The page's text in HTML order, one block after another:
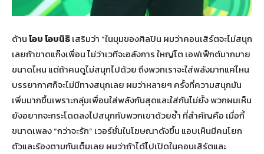
ด้านโอบ โอบนิธิเสริมว่า “ในมุมของศิลปิน ผมว่าคอนเสิร์ตจะไม่สนุก
เลยถ้าขาดแก๊งเพื่อน ไม่ว่าเวทีจะอลังการ ใหญ่โต เอฟเฟ็กต์มากมาย
ขนาดไหน แต่ถ้าคนดูไม่สนุกไปด้วย ถึงพวกเราจะใส่พลังมากแค่ไหน
บรรยากาศก็จะไม่มีทางสนุกเลย ผมว่าหลายๆ ครั้งที่ความสนุกมัน
เพิ่มมากขึ้นเพราะกลุ่มเพื่อนใส่พลังกันสุดและใส่กันไม่ยั้ง พวกผมเห็น
ยังอยากจะกระโดดลงไปสนุกกับพวกเขาด้วยซ้ำ ที่สำคัญคือ เมื่อกี้
ขนาดเพลง “กว่าจะรัก” เวอร์ชั่นในโฆษณาดังขึ้น แอบเห็นมีคนโยก
ตัวและร้องตามกันเต็มเลย ผมว่าถ้าได้ไปเปิดในคอนเสิร์ตและ